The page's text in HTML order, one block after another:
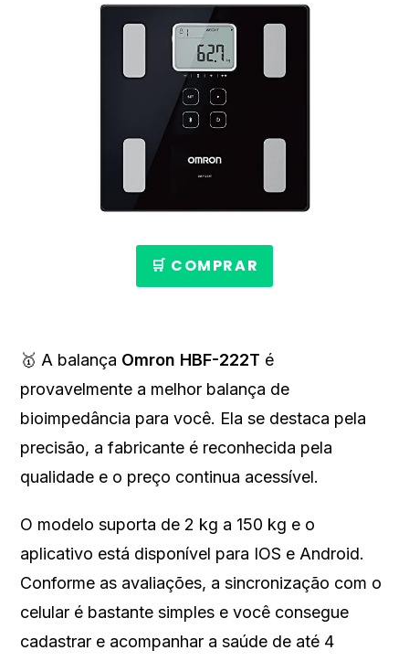
🛒 COMPRAR
🥇 A balança Omron HBF-222T é
provavelmente a melhor balança de
bioimpedância para você. Ela se destaca pela
precisão, a fabricante é reconhecida pela
qualidade e o preço continua acessível.
O modelo suporta de 2 kg a 150 kg e o
aplicativo está disponível para IOS e Android.
Conforme as avaliações, a sincronização com o
celular é bastante simples e você consegue
cadastrar e acompanhar a saúde de até 4